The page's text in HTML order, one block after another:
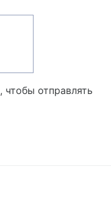
, чтобы отправлять